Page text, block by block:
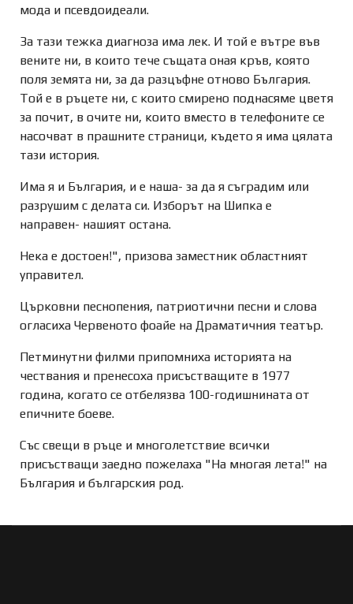
мода и псевдоидеали.
За тази тежка диагноза има лек. И той е вътре във
вените ни, в които тече същата оная кръв, която
поля земята ни, за да разцъфне отново България.
Той е в ръцете ни, с които смирено поднасяме цветя
за почит, в очите ни, които вместо в телефоните се
насочват в прашните страници, където я има цялата
тази история.
Има я и България, и е наша- за да я съградим или
разрушим с делата си. Изборът на Шипка е
направен- нашият остана.
Нека е достоен!", призова заместник областният
управител.
Църковни песнопения, патриотични песни и слова
огласиха Червеното фоайе на Драматичния театър.
Петминутни филми припомниха историята на
чествания и пренесоха присъстващите в 1977
година, когато се отбелязва 100-годишнината от
епичните боеве.
Със свещи в ръце и многолетствие всички
присъстващи заедно пожелаха "На многая лета!" на
България и българския род.